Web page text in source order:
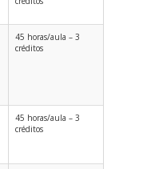
45 horas/aula – 3
créditos
45 horas/aula – 3
créditos